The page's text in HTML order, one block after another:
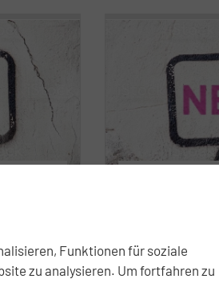
Alte
neue
DAVE
Funktionen für soziale
zu analysieren. Um fortfahren zu